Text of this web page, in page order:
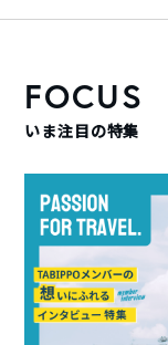
FOCUS
いま注目の特集